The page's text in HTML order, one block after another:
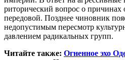
риторический вопрос о причинах
передовой. Позднее чиновник
недопустимым пересмотр
давлением радикальных групп.
Читайте также: Огненное эхо